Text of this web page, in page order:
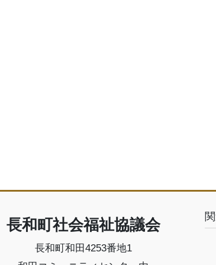
長和町社会福祉協議会
長和町和田4253番地1